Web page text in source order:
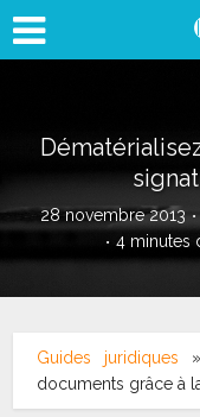
28 novembre 2013
4 minutes
Guides juridiques
documents grâce à